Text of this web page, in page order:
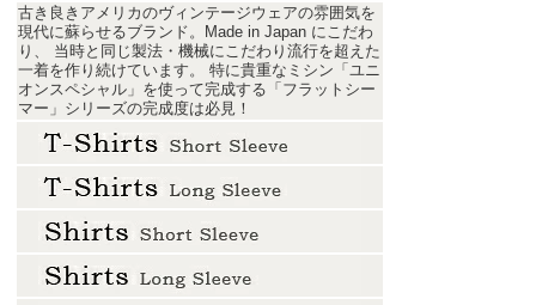
古き良きアメリカのヴィンテージウェアの雰囲気を
現代に蘇らせるブランド。Made in Japan にこだわ
り、 当時と同じ製法・機械にこだわり流行を超えた
一着を作り続けています。 特に貴重なミシン「ユニ
オンスペシャル」を使って完成する「フラットシー
マー」シリーズの完成度は必見！